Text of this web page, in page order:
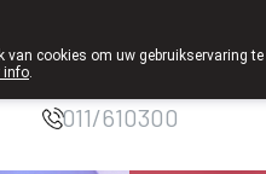
Apotheek
011/610300
van cookies om uw gebruikservaring
info.